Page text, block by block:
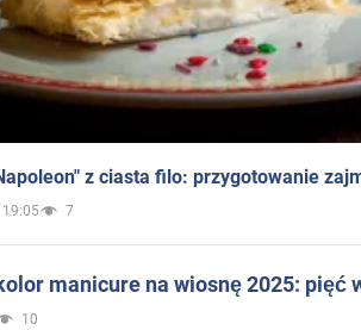
z ciasta filo: przygotowanie
7
manicure na wiosnę 2025: pięć
10